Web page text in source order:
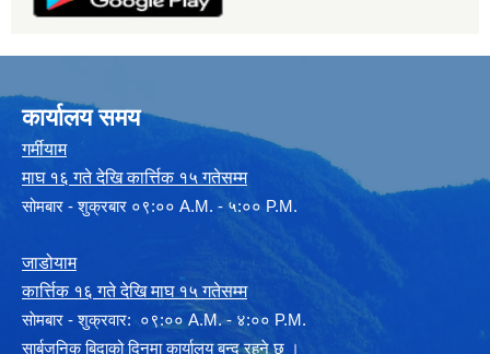
कार्यालय समय
गर्मीयाम
माघ १६ गते देखि कार्त्तिक १५ गतेसम्म
सोमबार - शुक्रबार ०९:०० A.M. - ५:०० P.M.
जाडोयाम
कार्त्तिक १६ गते देखि माघ १५ गतेसम्म
साेमबार - शुक्रवार: ०९:०० A.M. - ४:०० P.M.
सार्बजनिक बिदाको दिनमा कार्यालय बन्द रहने छ ।